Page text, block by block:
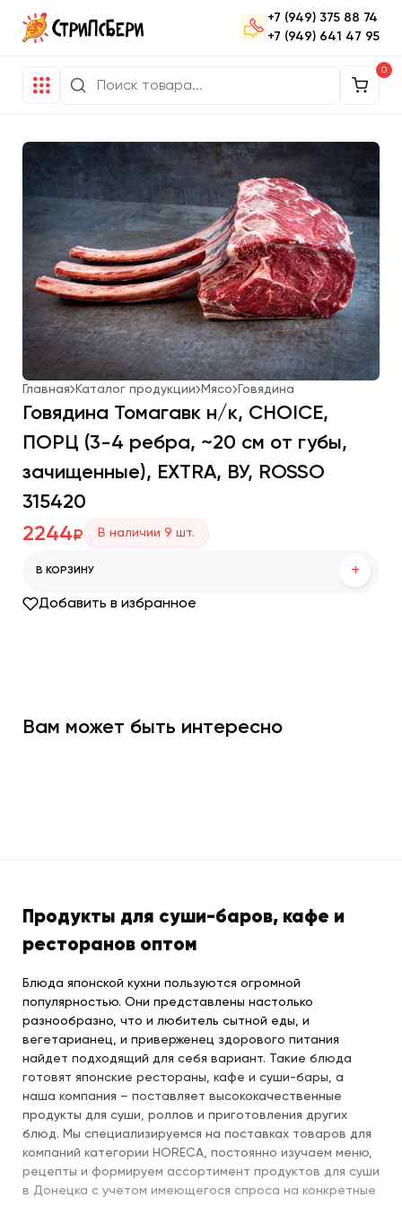
+7 (949) 375 88 74
+7 (949) 641 47 95
0
Главная Каталог продукции Мясо Говядина
Говядина Томагавк н/к, CHOICE,
ПОРЦ (3-4 ребра, ~20 см от губы,
зачищенные), EXTRA, ВУ, ROSSO
315420
2244₽ В наличии 9 шт.
В КОРЗИНУ +
Добавить в избранное
Вам может быть интересно
Продукты для суши-баров, кафе и
ресторанов оптом
Блюда японской кухни пользуются огромной
популярностью. Они представлены настолько
разнообразно, что и любитель сытной еды, и
вегетарианец, и приверженец здорового питания
найдет подходящий для себя вариант. Такие блюда
готовят японские рестораны, кафе и суши-бары, а
наша компания – поставляет высококачественные
продукты для суши, роллов и приготовления других
блюд. Мы специализируемся на поставках товаров для
компаний категории HORECA, постоянно изучаем меню,
рецепты и формируем ассортимент продуктов для суши
в Донецка с учетом имеющегося спроса на конкретные